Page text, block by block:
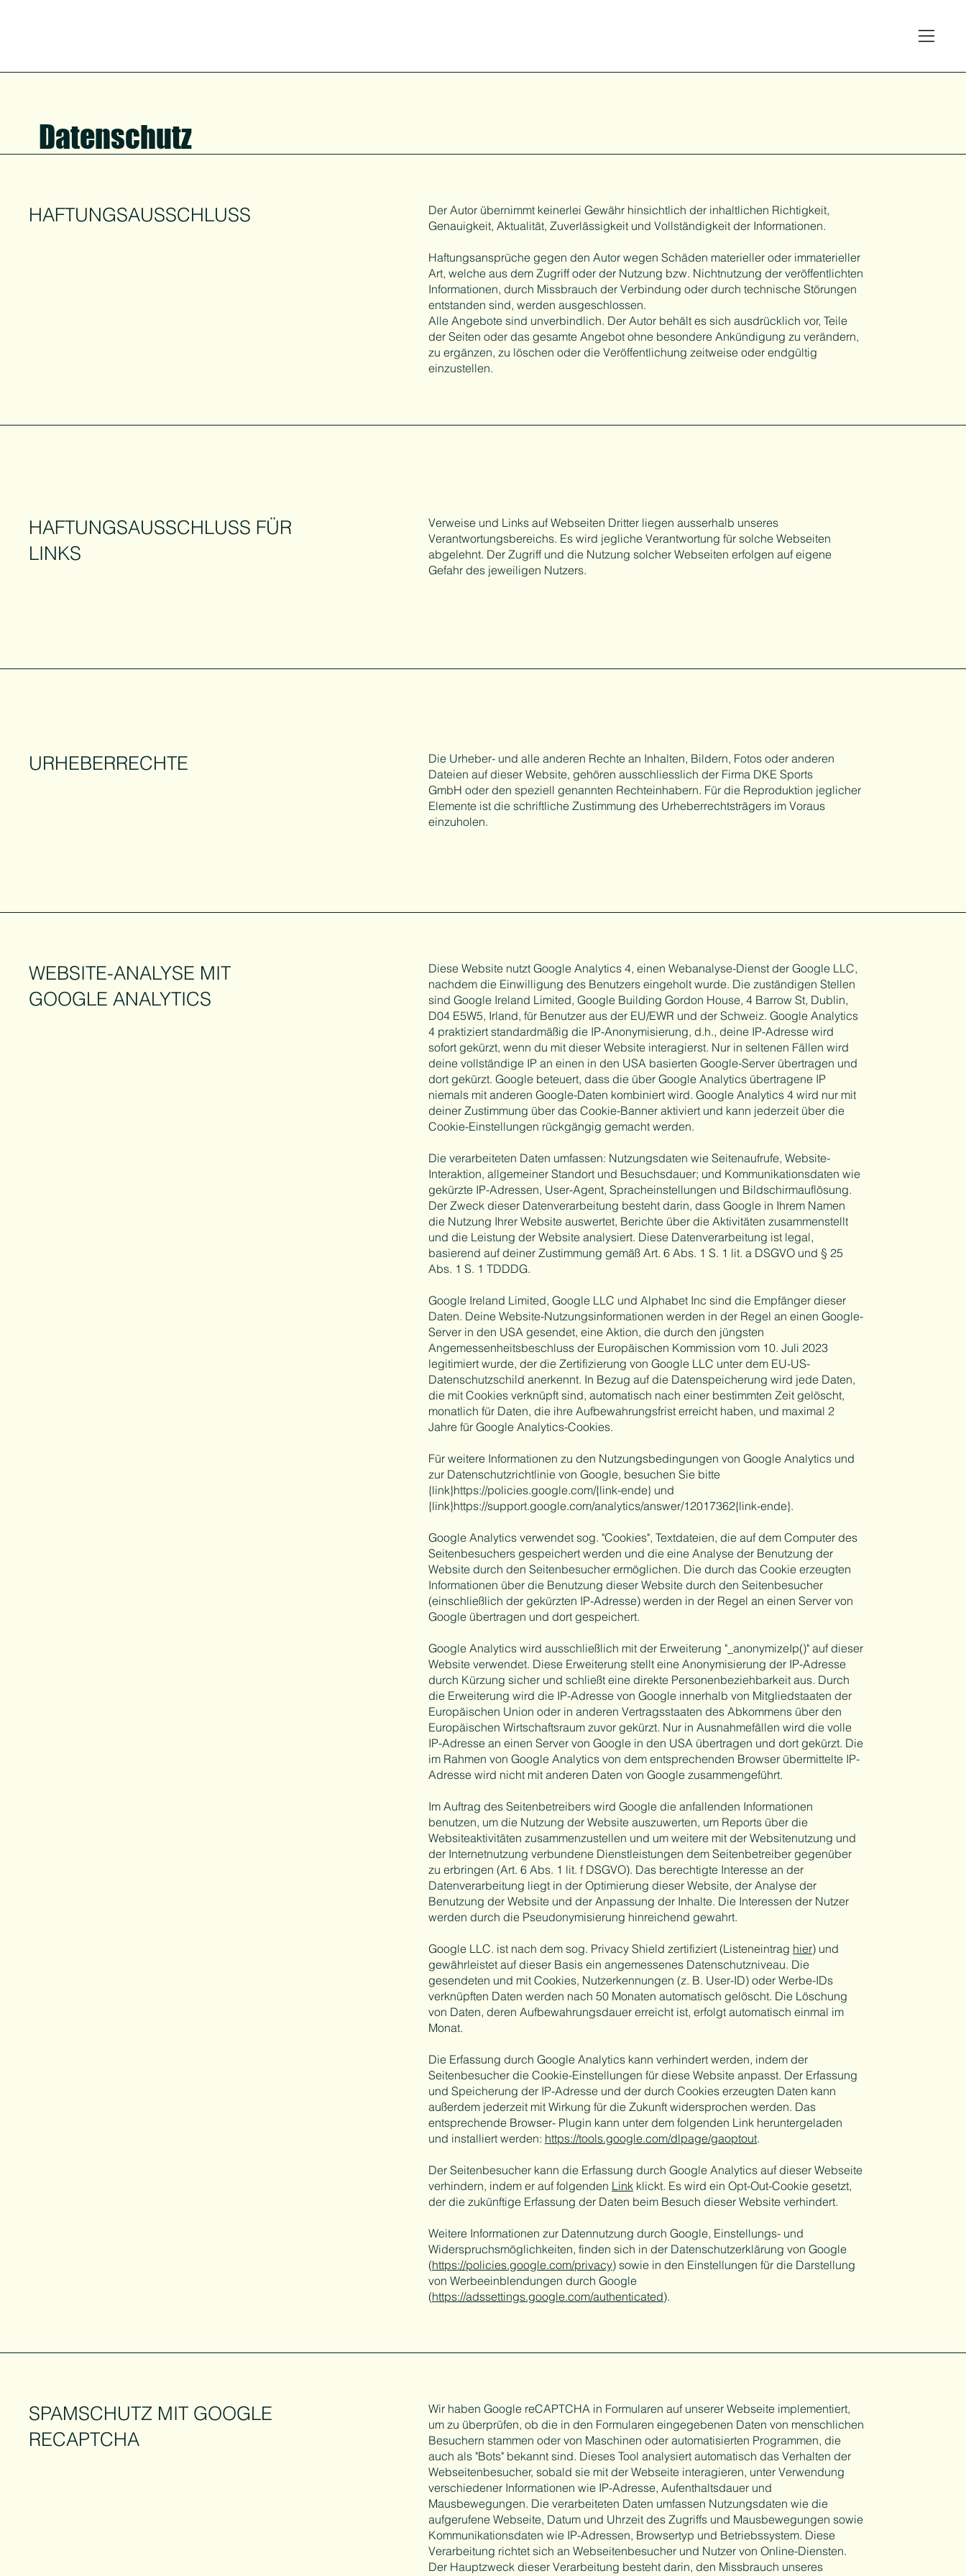
Datenschutz
HAFTUNGSAUSSCHLUSS
Der Autor übernimmt keinerlei Gewähr hinsichtlich der inhaltlichen Richtigkeit,
Genauigkeit, Aktualität, Zuverlässigkeit und Vollständigkeit der Informationen.
Haftungsansprüche gegen den Autor wegen Schäden materieller oder immaterieller
Art, welche aus dem Zugriff oder der Nutzung bzw. Nichtnutzung der veröffentlichten
Informationen, durch Missbrauch der Verbindung oder durch technische Störungen
entstanden sind, werden ausgeschlossen.
Alle Angebote sind unverbindlich. Der Autor behält es sich ausdrücklich vor, Teile
der Seiten oder das gesamte Angebot ohne besondere Ankündigung zu verändern,
zu ergänzen, zu löschen oder die Veröffentlichung zeitweise oder endgültig
einzustellen.
HAFTUNGSAUSSCHLUSS FÜR
LINKS
Verweise und Links auf Webseiten Dritter liegen ausserhalb unseres
Verantwortungsbereichs. Es wird jegliche Verantwortung für solche Webseiten
abgelehnt. Der Zugriff und die Nutzung solcher Webseiten erfolgen auf eigene
Gefahr des jeweiligen Nutzers.
URHEBERRECHTE
Die Urheber- und alle anderen Rechte an Inhalten, Bildern, Fotos oder anderen
Dateien auf dieser Website, gehören ausschliesslich der Firma DKE Sports
GmbH oder den speziell genannten Rechteinhabern. Für die Reproduktion jeglicher
Elemente ist die schriftliche Zustimmung des Urheberrechtsträgers im Voraus
einzuholen.
WEBSITE-ANALYSE MIT
GOOGLE ANALYTICS
Diese Website nutzt Google Analytics 4, einen Webanalyse-Dienst der Google LLC,
nachdem die Einwilligung des Benutzers eingeholt wurde. Die zuständigen Stellen
sind Google Ireland Limited, Google Building Gordon House, 4 Barrow St, Dublin,
D04 E5W5, Irland, für Benutzer aus der EU/EWR und der Schweiz. Google Analytics
4 praktiziert standardmäßig die IP-Anonymisierung, d.h., deine IP-Adresse wird
sofort gekürzt, wenn du mit dieser Website interagierst. Nur in seltenen Fällen wird
deine vollständige IP an einen in den USA basierten Google-Server übertragen und
dort gekürzt. Google beteuert, dass die über Google Analytics übertragene IP
niemals mit anderen Google-Daten kombiniert wird. Google Analytics 4 wird nur mit
deiner Zustimmung über das Cookie-Banner aktiviert und kann jederzeit über die
Cookie-Einstellungen rückgängig gemacht werden.
Die verarbeiteten Daten umfassen: Nutzungsdaten wie Seitenaufrufe, Website-
Interaktion, allgemeiner Standort und Besuchsdauer; und Kommunikationsdaten wie
gekürzte IP-Adressen, User-Agent, Spracheinstellungen und Bildschirmauflösung.
Der Zweck dieser Datenverarbeitung besteht darin, dass Google in Ihrem Namen
die Nutzung Ihrer Website auswertet, Berichte über die Aktivitäten zusammenstellt
und die Leistung der Website analysiert. Diese Datenverarbeitung ist legal,
basierend auf deiner Zustimmung gemäß Art. 6 Abs. 1 S. 1 lit. a DSGVO und § 25
Abs. 1 S. 1 TDDDG.
Google Ireland Limited, Google LLC und Alphabet Inc sind die Empfänger dieser
Daten. Deine Website-Nutzungsinformationen werden in der Regel an einen Google-
Server in den USA gesendet, eine Aktion, die durch den jüngsten
Angemessenheitsbeschluss der Europäischen Kommission vom 10. Juli 2023
legitimiert wurde, der die Zertifizierung von Google LLC unter dem EU-US-
Datenschutzschild anerkennt. In Bezug auf die Datenspeicherung wird jede Daten,
die mit Cookies verknüpft sind, automatisch nach einer bestimmten Zeit gelöscht,
monatlich für Daten, die ihre Aufbewahrungsfrist erreicht haben, und maximal 2
Jahre für Google Analytics-Cookies.
Für weitere Informationen zu den Nutzungsbedingungen von Google Analytics und
zur Datenschutzrichtlinie von Google, besuchen Sie bitte
{link}https://policies.google.com/{link-ende} und
{link}https://support.google.com/analytics/answer/12017362{link-ende}.
Google Analytics verwendet sog. "Cookies", Textdateien, die auf dem Computer des
Seitenbesuchers gespeichert werden und die eine Analyse der Benutzung der
Website durch den Seitenbesucher ermöglichen. Die durch das Cookie erzeugten
Informationen über die Benutzung dieser Website durch den Seitenbesucher
(einschließlich der gekürzten IP-Adresse) werden in der Regel an einen Server von
Google übertragen und dort gespeichert.
Google Analytics wird ausschließlich mit der Erweiterung "_anonymizeIp()" auf dieser
Website verwendet. Diese Erweiterung stellt eine Anonymisierung der IP-Adresse
durch Kürzung sicher und schließt eine direkte Personenbeziehbarkeit aus. Durch
die Erweiterung wird die IP-Adresse von Google innerhalb von Mitgliedstaaten der
Europäischen Union oder in anderen Vertragsstaaten des Abkommens über den
Europäischen Wirtschaftsraum zuvor gekürzt. Nur in Ausnahmefällen wird die volle
IP-Adresse an einen Server von Google in den USA übertragen und dort gekürzt. Die
im Rahmen von Google Analytics von dem entsprechenden Browser übermittelte IP-
Adresse wird nicht mit anderen Daten von Google zusammengeführt.
Im Auftrag des Seitenbetreibers wird Google die anfallenden Informationen
benutzen, um die Nutzung der Website auszuwerten, um Reports über die
Websiteaktivitäten zusammenzustellen und um weitere mit der Websitenutzung und
der Internetnutzung verbundene Dienstleistungen dem Seitenbetreiber gegenüber
zu erbringen (Art. 6 Abs. 1 lit. f DSGVO). Das berechtigte Interesse an der
Datenverarbeitung liegt in der Optimierung dieser Website, der Analyse der
Benutzung der Website und der Anpassung der Inhalte. Die Interessen der Nutzer
werden durch die Pseudonymisierung hinreichend gewahrt.
Google LLC. ist nach dem sog. Privacy Shield zertifiziert (Listeneintrag hier) und
gewährleistet auf dieser Basis ein angemessenes Datenschutzniveau. Die
gesendeten und mit Cookies, Nutzerkennungen (z. B. User-ID) oder Werbe-IDs
verknüpften Daten werden nach 50 Monaten automatisch gelöscht. Die Löschung
von Daten, deren Aufbewahrungsdauer erreicht ist, erfolgt automatisch einmal im
Monat.
Die Erfassung durch Google Analytics kann verhindert werden, indem der
Seitenbesucher die Cookie-Einstellungen für diese Website anpasst. Der Erfassung
und Speicherung der IP-Adresse und der durch Cookies erzeugten Daten kann
außerdem jederzeit mit Wirkung für die Zukunft widersprochen werden. Das
entsprechende Browser- Plugin kann unter dem folgenden Link heruntergeladen
und installiert werden: https://tools.google.com/dlpage/gaoptout.
Der Seitenbesucher kann die Erfassung durch Google Analytics auf dieser Webseite
verhindern, indem er auf folgenden Link klickt. Es wird ein Opt-Out-Cookie gesetzt,
der die zukünftige Erfassung der Daten beim Besuch dieser Website verhindert.
Weitere Informationen zur Datennutzung durch Google, Einstellungs- und
Widerspruchsmöglichkeiten, finden sich in der Datenschutzerklärung von Google
(https://policies.google.com/privacy) sowie in den Einstellungen für die Darstellung
von Werbeeinblendungen durch Google
(https://adssettings.google.com/authenticated).
SPAMSCHUTZ MIT GOOGLE
RECAPTCHA
Wir haben Google reCAPTCHA in Formularen auf unserer Webseite implementiert,
um zu überprüfen, ob die in den Formularen eingegebenen Daten von menschlichen
Besuchern stammen oder von Maschinen oder automatisierten Programmen, die
auch als "Bots" bekannt sind. Dieses Tool analysiert automatisch das Verhalten der
Webseitenbesucher, sobald sie mit der Webseite interagieren, unter Verwendung
verschiedener Informationen wie IP-Adresse, Aufenthaltsdauer und
Mausbewegungen. Die verarbeiteten Daten umfassen Nutzungsdaten wie die
aufgerufene Webseite, Datum und Uhrzeit des Zugriffs und Mausbewegungen sowie
Kommunikationsdaten wie IP-Adressen, Browsertyp und Betriebssystem. Diese
Verarbeitung richtet sich an Webseitenbesucher und Nutzer von Online-Diensten.
Der Hauptzweck dieser Verarbeitung besteht darin, den Missbrauch unseres